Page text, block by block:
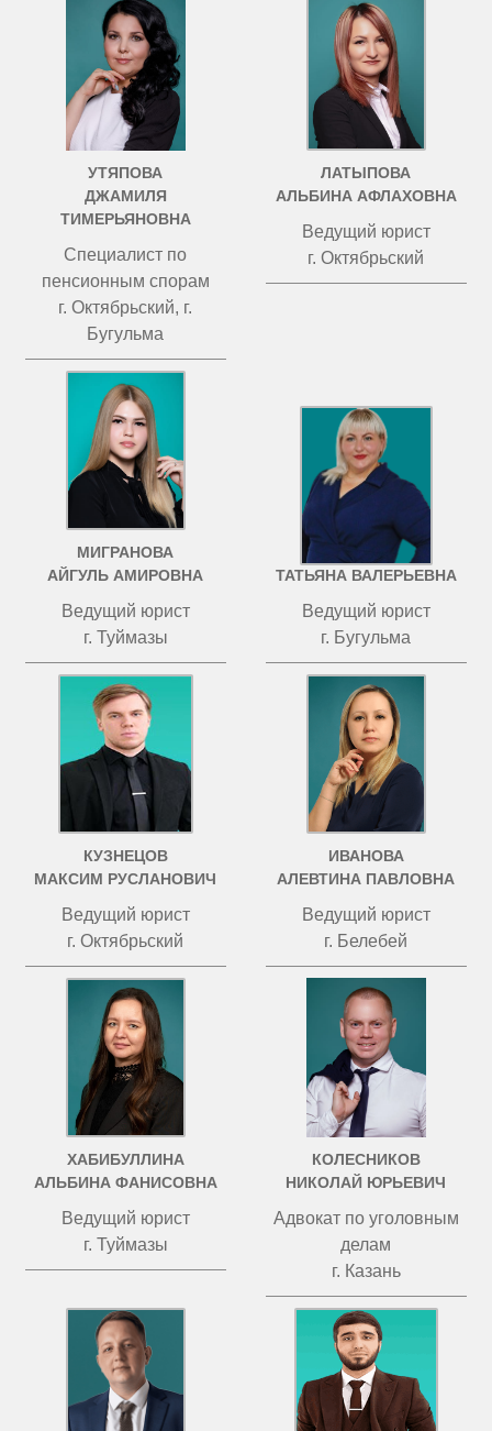
УТЯПОВА
ДЖАМИЛЯ
ТИМЕРЬЯНОВНА
Специалист по
пенсионным спорам
г. Октябрьский, г.
Бугульма
ЛАТЫПОВА
АЛЬБИНА АФЛАХОВНА
Ведущий юрист
г. Октябрьский
МИГРАНОВА
АЙГУЛЬ АМИРОВНА
Ведущий юрист
г. Туймазы
ЧИСТОВА
ТАТЬЯНА ВАЛЕРЬЕВНА
Ведущий юрист
г. Бугульма
КУЗНЕЦОВ
МАКСИМ РУСЛАНОВИЧ
Ведущий юрист
г. Октябрьский
ИВАНОВА
АЛЕВТИНА ПАВЛОВНА
Ведущий юрист
г. Белебей
ХАБИБУЛЛИНА
АЛЬБИНА ФАНИСОВНА
Ведущий юрист
г. Туймазы
КОЛЕСНИКОВ
НИКОЛАЙ ЮРЬЕВИЧ
Адвокат по уголовным
делам
г. Казань